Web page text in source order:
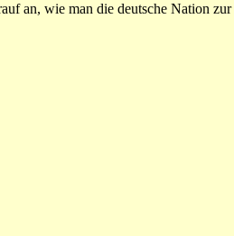
an, wie man die deutsche Nation